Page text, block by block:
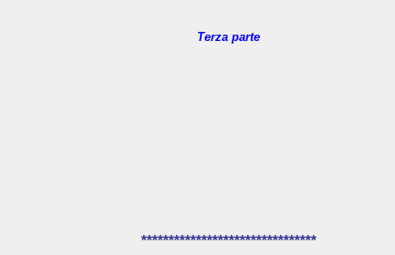
Terza parte
********************************